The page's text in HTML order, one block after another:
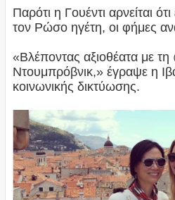
Παρότι η Γουέντι αρνείται
τον Ρώσο ηγέτη, οι φήμες
«Βλέποντας αξιοθέατα με
Ντουμπρόβνικ,» έγραψε η
κοινωνικής δικτύωσης.